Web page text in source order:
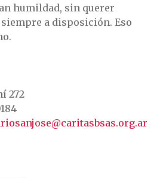
humildad, sin querer
siempre a disposición. Eso
272